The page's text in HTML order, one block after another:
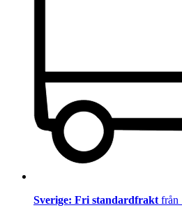
Sverige: Fri standardfrakt från